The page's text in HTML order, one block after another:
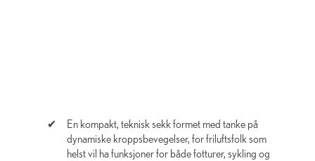
En kompakt, teknisk sekk formet med tanke på
dynamiske kroppsbevegelser, for friluftsfolk som
helst vil ha funksjoner for både fotturer, sykling og